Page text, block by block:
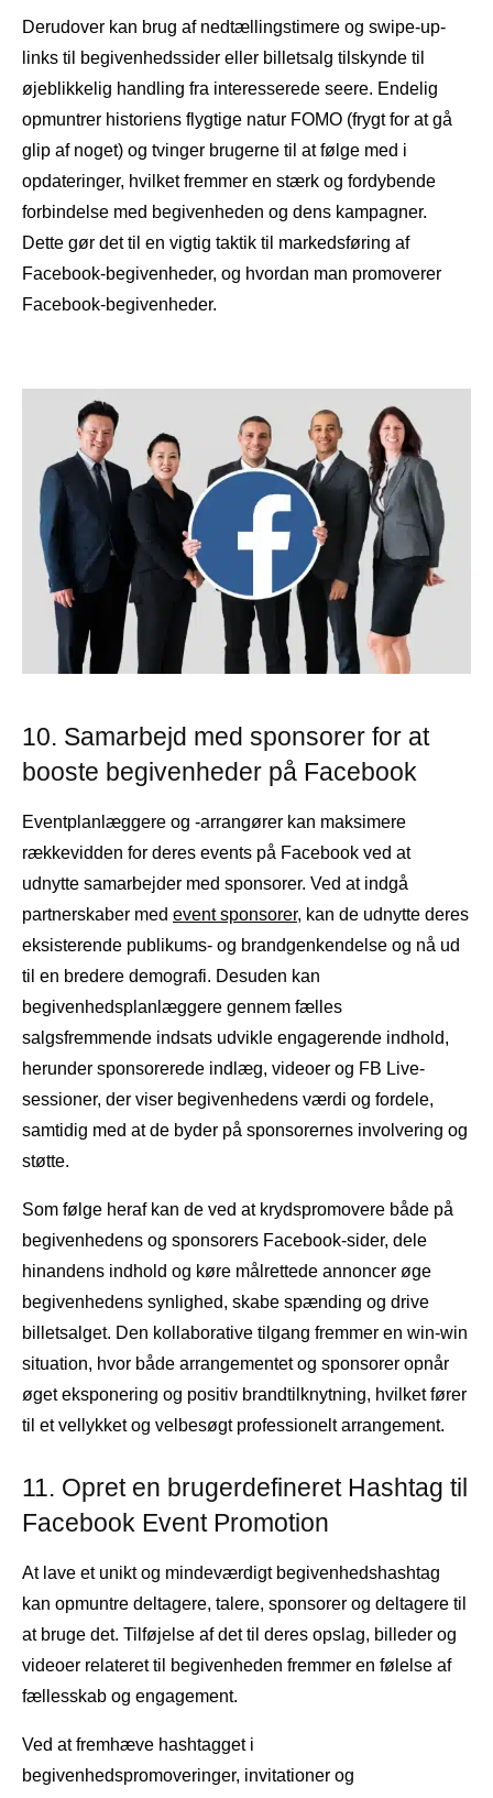
Derudover kan brug af nedtællingstimere og swipe-up-
links til begivenhedssider eller billetsalg tilskynde til
øjeblikkelig handling fra interesserede seere. Endelig
opmuntrer historiens flygtige natur FOMO (frygt for at gå
glip af noget) og tvinger brugerne til at følge med i
opdateringer, hvilket fremmer en stærk og fordybende
forbindelse med begivenheden og dens kampagner.
Dette gør det til en vigtig taktik til markedsføring af
Facebook-begivenheder, og hvordan man promoverer
Facebook-begivenheder.
10. Samarbejd med sponsorer for at
booste begivenheder på Facebook
Eventplanlæggere og -arrangører kan maksimere
rækkevidden for deres events på Facebook ved at
udnytte samarbejder med sponsorer. Ved at indgå
partnerskaber med event sponsorer, kan de udnytte deres
eksisterende publikums- og brandgenkendelse og nå ud
til en bredere demografi. Desuden kan
begivenhedsplanlæggere gennem fælles
salgsfremmende indsats udvikle engagerende indhold,
herunder sponsorerede indlæg, videoer og FB Live-
sessioner, der viser begivenhedens værdi og fordele,
samtidig med at de byder på sponsorernes involvering og
støtte.
Som følge heraf kan de ved at krydspromovere både på
begivenhedens og sponsorers Facebook-sider, dele
hinandens indhold og køre målrettede annoncer øge
begivenhedens synlighed, skabe spænding og drive
billetsalget. Den kollaborative tilgang fremmer en win-win
situation, hvor både arrangementet og sponsorer opnår
øget eksponering og positiv brandtilknytning, hvilket fører
til et vellykket og velbesøgt professionelt arrangement.
11. Opret en brugerdefineret Hashtag til
Facebook Event Promotion
At lave et unikt og mindeværdigt begivenhedshashtag
kan opmuntre deltagere, talere, sponsorer og deltagere til
at bruge det. Tilføjelse af det til deres opslag, billeder og
videoer relateret til begivenheden fremmer en følelse af
fællesskab og engagement.
Ved at fremhæve hashtagget i
begivenhedspromoveringer, invitationer og